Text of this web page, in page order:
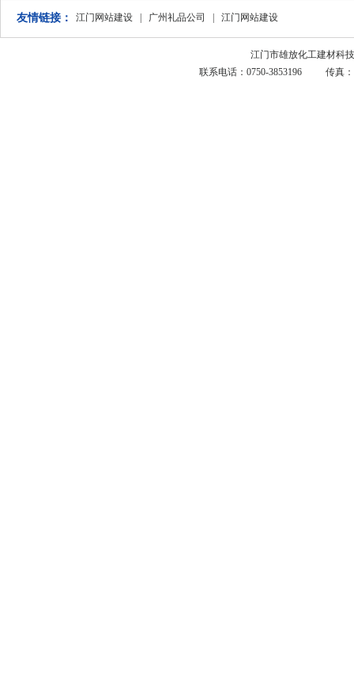
友情链接： 江门网站建设 广州礼品公司 江门网站建设
江门市雄放化工建材科
联系电话：0750-3853196 传真